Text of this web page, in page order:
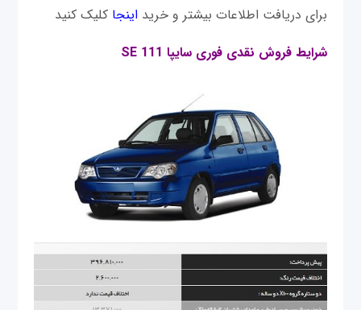
برای دریافت اطلاعات بیشتر و خریداینجاکلیک کنید
شرایط فروش نقدی فوری سايپا 111 SE